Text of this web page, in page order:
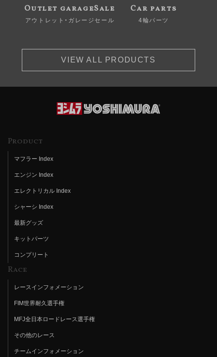
Outlet garageSale
アウトレット・ガレージセール
Car parts
4輪パーツ
VIEW ALL PRODUCTS
Product
マフラー Index
エンジン Index
エレクトリカル Index
シャーシ Index
最新グッズ
キットパーツ
コンプリート
Race
レースインフォメーション
FIM世界耐久選手権
MFJ全日本ロードレース選手権
その他のレース
チームインフォメーション